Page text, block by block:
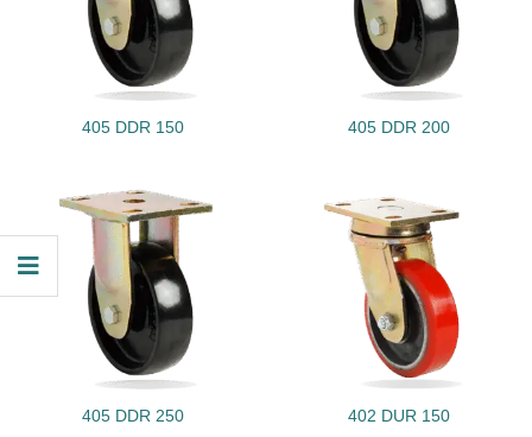
405 DDR 150 405 DDR 200
405 DDR 250 402 DUR 150